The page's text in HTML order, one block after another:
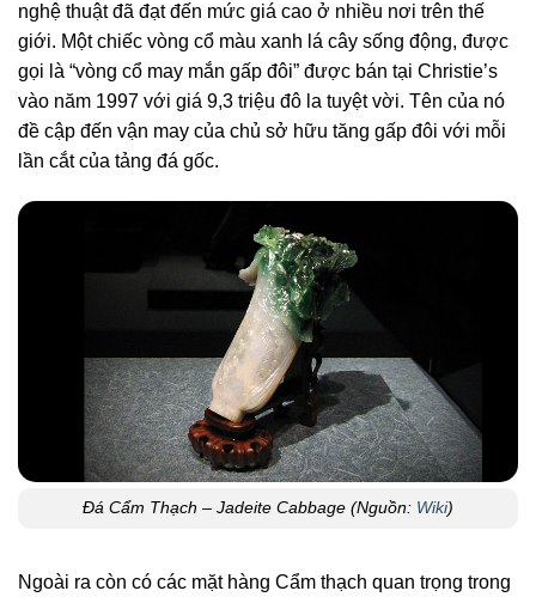
nghệ thuật đã đạt đến mức giá cao ở nhiều nơi trên thế
giới. Một chiếc vòng cổ màu xanh lá cây sống động, được
gọi là “vòng cổ may mắn gấp đôi” được bán tại Christie’s
vào năm 1997 với giá 9,3 triệu đô la tuyệt vời. Tên của nó
đề cập đến vận may của chủ sở hữu tăng gấp đôi với mỗi
lần cắt của tảng đá gốc.
Đá Cẩm Thạch – Jadeite Cabbage (Nguồn: Wiki)
Ngoài ra còn có các mặt hàng Cẩm thạch quan trọng trong